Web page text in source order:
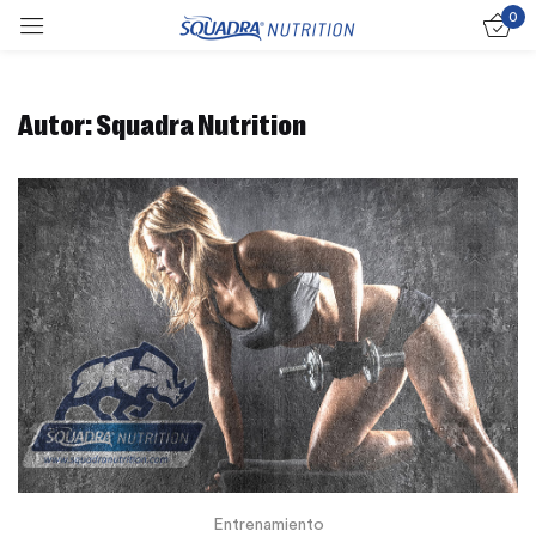
0
Autor:Squadra Nutrition
Entrenamiento
Remember me Lost password?
Log in
Create an account